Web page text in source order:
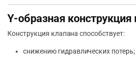
Y-образная конструкция
Конструкция клапана способствует:
снижению гидравлических потерь;